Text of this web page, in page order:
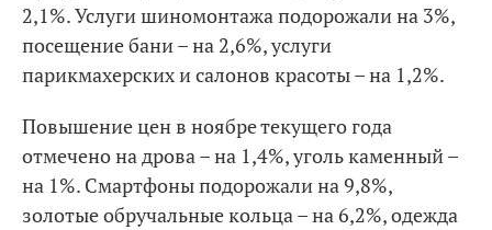
2,1%. Услуги шиномонтажа подорожали на 3%,
посещение бани – на 2,6%, услуги
парикмахерских и салонов красоты – на 1,2%.
Повышение цен в ноябре текущего года
отмечено на дрова – на 1,4%, уголь каменный –
на 1%. Смартфоны подорожали на 9,8%,
золотые обручальные кольца – на 6,2%, одежда